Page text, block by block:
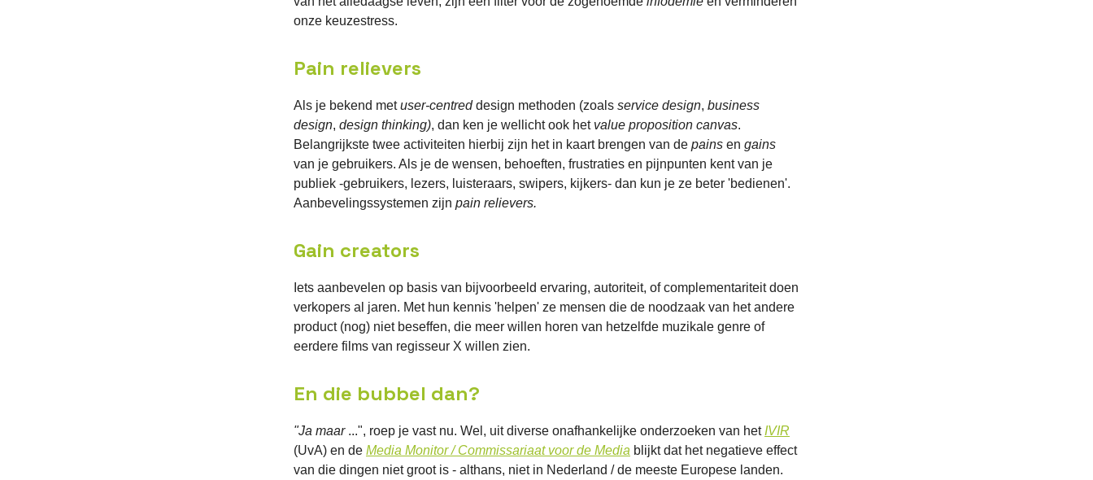
onze keuzestress.
Pain relievers
Als je bekend metuser-centreddesign methoden (zoals service design, business
design, design thinking), dan ken je wellicht ook het value proposition canvas.
Belangrijkste twee activiteiten hierbij zijn het in kaart brengen van de pains en gains
van je gebruikers. Als je de wensen, behoeften, frustraties en pijnpunten kent van je
publiek -gebruikers, lezers, luisteraars, swipers, kijkers- dan kun je ze beter 'bedienen'.
Aanbevelingssystemen zijn pain relievers.
Gain creators
Iets aanbevelen op basis van bijvoorbeeld ervaring, autoriteit, of complementariteit doen
verkopers al jaren. Met hun kennis 'helpen' ze mensen die de noodzaak van het andere
product (nog) niet beseffen, die meer willen horen van hetzelfde muzikale genre of
eerdere films van regisseur X willen zien.
En die bubbel dan?
"Ja maar ...", roep je vast nu. Wel, uit diverse onafhankelijke onderzoeken van het IVIR
(UvA) en de Media Monitor / Commissariaat voor de Media blijkt dat het negatieve effect
van die dingen niet groot is - althans, niet in Nederland / de meeste Europese landen.